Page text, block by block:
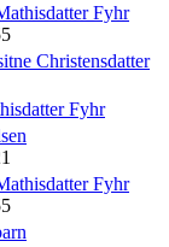
Fyhr
Christensdatter
Fyhr
Fyhr